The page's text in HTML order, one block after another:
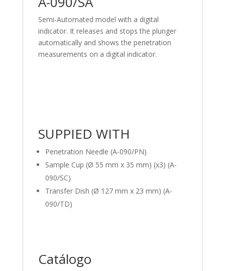
Semi-Automated model with a digital
indicator. It releases and stops the plunger
automatically and shows the penetration
measurements on a digital indicator.
SUPPIED WITH
Penetration Needle (A-090/PN)
Sample Cup (Ø 55 mm x 35 mm) (x3) (A-
090/SC)
Transfer Dish (Ø 127 mm x 23 mm) (A-
090/TD)
Catálogo